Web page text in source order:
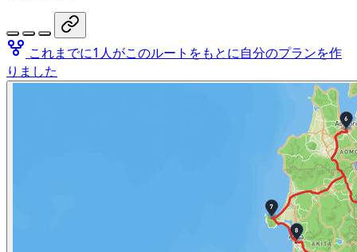
これまでに1人がこのルートをもとに自分のプランを作
りました